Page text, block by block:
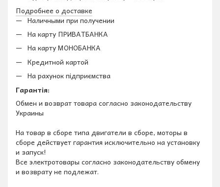
Подробнее о доставке
Наличными при получении
На карту ПРИВАТБАНКА
На карту МОНОБАНКА
Кредитной картой
На рахунок підприємства
Гарантія:
Обмен и возврат товара согласно законодательству
Украины
На товар в сборе типа двигатели в сборе, моторы в
сборе действует гарантия исключительно на установку
и запуск!
Все электротовары согласно законодательству обмену
и возврату не подлежат.